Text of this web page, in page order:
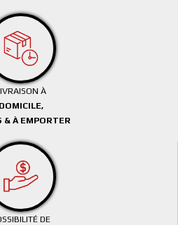
À
DOMICILE,
& À EMPORTER
DE